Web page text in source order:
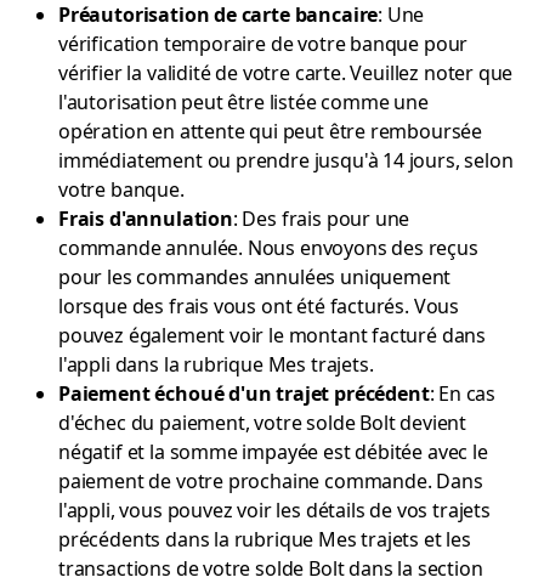
Préautorisation de carte bancaire: Une
vérification temporaire de votre banque pour
vérifier la validité de votre carte. Veuillez noter que
l'autorisation peut être listée comme une
opération en attente qui peut être remboursée
immédiatement ou prendre jusqu'à 14 jours, selon
votre banque.
Frais d'annulation: Des frais pour une
commande annulée. Nous envoyons des reçus
pour les commandes annulées uniquement
lorsque des frais vous ont été facturés. Vous
pouvez également voir le montant facturé dans
l'appli dans la rubrique Mes trajets.
Paiement échoué d'un trajet précédent: En cas
d'échec du paiement, votre solde Bolt devient
négatif et la somme impayée est débitée avec le
paiement de votre prochaine commande. Dans
l'appli, vous pouvez voir les détails de vos trajets
précédents dans la rubrique Mes trajets et les
transactions de votre solde Bolt dans la section